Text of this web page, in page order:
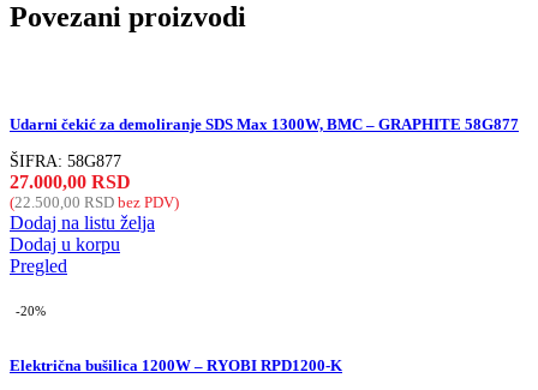
Povezani proizvodi
Udarni čekić za demoliranje SDS Max 1300W, BMC – GRAPHITE 58G877
ŠIFRA: 58G877
27.000,00 RSD
(22.500,00 RSD bez PDV)
Dodaj na listu želja
Dodaj u korpu
Pregled
-20%
Električna bušilica 1200W – RYOBI RPD1200-K